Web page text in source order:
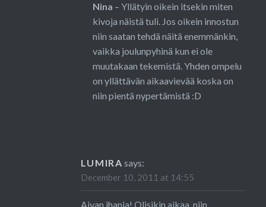
Nina – Yllätyin oikein itsekin miten
kivoja näistä tuli. Jos oikein innostun
niin saatan tehdä näitä enemmänkin,
vaikka joulunpyhinä kun ei ole
muutakaan tekemistä. Yhden ompelu
on yllättävän aikaavievää koska on
niin pientä nypertämistä :D
LUMIRA says:
December 10, 2011 at 14:55
Aivan ihania! Olisikin aikaa, niin